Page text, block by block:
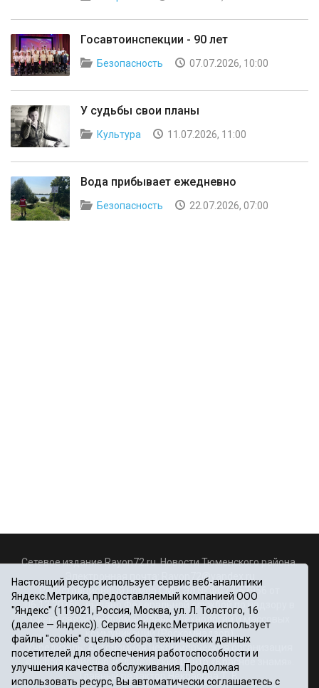
Госавтоинспекции - 90 лет
Безопасность 07.07.2026, 10:00
У судьбы свои планы
Культура 11.07.2026, 11:00
Вода прибывает ежедневно
Безопасность 22.07.2026, 07:00
Сетевое издание Rayon72.ru. Новости Тюменского района.
Rayon72@yandex.ru
Регистрационный номер СМИ Эл № ФС77-67956 от
06.12.2016г., выдано Федеральной службой по надзору в
сфере связи, информационных технологий и массовых
коммуникаций (Роскомнадзор)
Учредитель: Автономная некоммерческая организация
«Информационно-издательский центр «Красное знамя».
Главный редактор Некрасова Т. В.
Настоящий ресурс использует сервис веб-аналитики
Яндекс.Метрика, предоставляемый компанией ООО
"Яндекс" (119021, Россия, Москва, ул. Л. Толстого, 16
(далее — Яндекс)). Сервис Яндекс.Метрика использует
файлы "cookie" с целью сбора технических данных
посетителей для обеспечения работоспособности и
улучшения качества обслуживания. Продолжая
использовать ресурс, Вы автоматически соглашаетесь с